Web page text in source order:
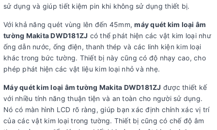
sử dụng và giúp tiết kiệm pin khi không sử dụng thiết bị.
Với khả năng quét vùng lên đến 45mm,máy quét kim loại âm
tường Makita DWD181ZJ có thể phát hiện các vật kim loại như
ống dẫn nước, ống điện, thanh thép và các linh kiện kim loại
khác trong bức tường. Thiết bị này cũng có độ nhạy cao, cho
phép phát hiện các vật liệu kim loại nhỏ và nhẹ.
Máy quét kim loại âm tường Makita DWD181ZJ được thiết kế
với nhiều tính năng thuận tiện và an toàn cho người sử dụng.
Nó có màn hình LCD rõ ràng, giúp bạn xác định chính xác vị trí
của các vật kim loại trong tường. Thiết bị cũng có chế độ âm